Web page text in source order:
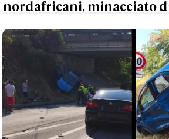
nordafricani, minacciato